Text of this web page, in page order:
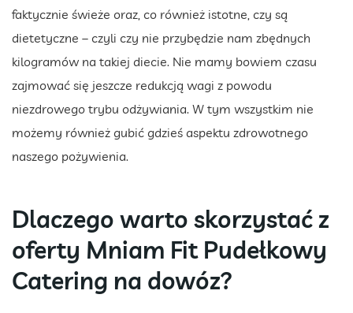
faktycznie świeże oraz, co również istotne, czy są
dietetyczne – czyli czy nie przybędzie nam zbędnych
kilogramów na takiej diecie. Nie mamy bowiem czasu
zajmować się jeszcze redukcją wagi z powodu
niezdrowego trybu odżywiania. W tym wszystkim nie
możemy również gubić gdzieś aspektu zdrowotnego
naszego pożywienia.
Dlaczego warto skorzystać z
oferty Mniam Fit Pudełkowy
Catering na dowóz?